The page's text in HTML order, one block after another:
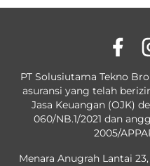
PT Solusiutama Tekno
asuransi yang telah
Jasa Keuangan (OJK)
060/NB.1/2021 dan
2005/
Menara Anugrah Lantai